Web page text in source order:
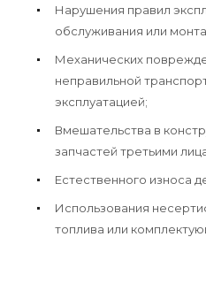
Нарушения правил
обслуживания или
Механических
неправильной
эксплуатацией;
Вмешательства в
запчастей третьими
Естественного износа
Использования
топлива или